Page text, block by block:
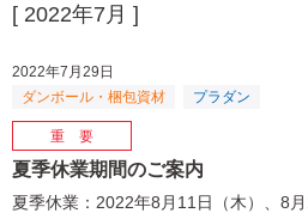
[ 2022年7月 ]
2022年7月29日
夏季休業期間のご案内
夏季休業：2022年8月11日（木）、8